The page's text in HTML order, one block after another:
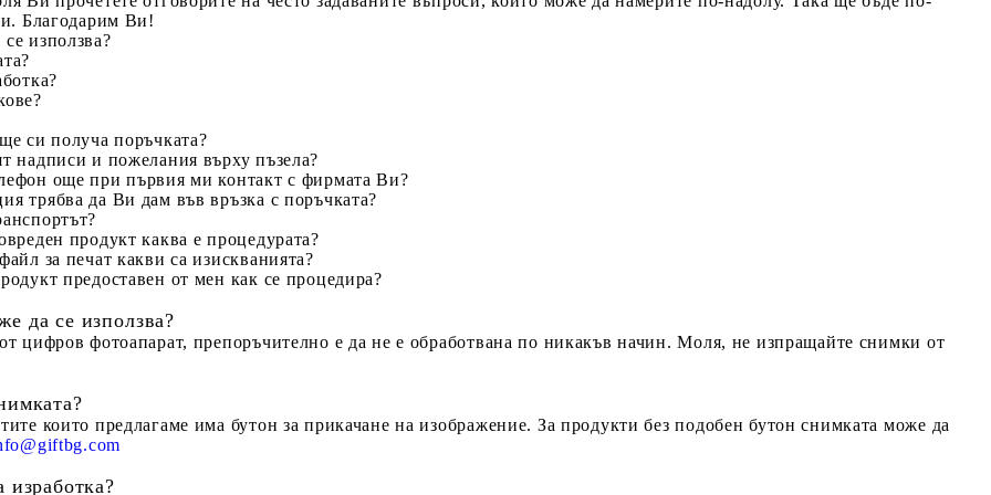
Благодарим Ви!
използва?
си получа поръчката?
надписи и пожелания върху пъзела?
още при първия ми контакт с фирмата Ви?
трябва да Ви дам във връзка с поръчката?
продукт каква е процедурата?
за печат какви са изискванията?
предоставен от мен как се процедира?
да се използва?
цифров фотоапарат, препоръчително е да не е обработвана по никакъв начин. Моля, не изпращайте снимки от
които предлагаме има бутон за прикачане на изображение. За продукти без подобен бутон снимката може да
изработка?